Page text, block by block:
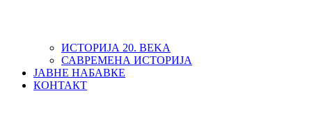
ИСТОРИЈА 20. ВЕKА
САВРЕМЕНА ИСТОРИЈА
ЈАВНЕ НАБАВКЕ
КОНТАКТ